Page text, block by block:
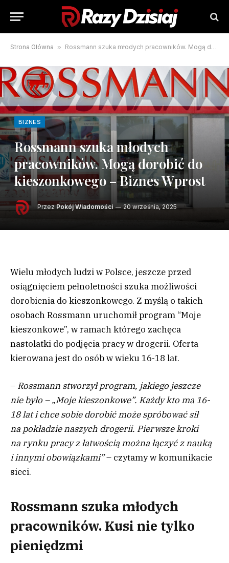
Strona Główna » Rossmann szuka młodych pracowników. Mogą dorobić do kieszonkowego – Biznes Wprost
BIZNES
Rossmann szuka młodych
pracowników. Mogą dorobić do
kieszonkowego – Biznes Wprost
Przez Pokój Wiadomości 20 września, 2025
Wielu młodych ludzi w Polsce, jeszcze przed
osiągnięciem pełnoletności szuka możliwości
dorobienia do kieszonkowego. Z myślą o takich
osobach Rossmann uruchomił program “Moje
kieszonkowe”, w ramach którego zachęca
nastolatki do podjęcia pracy w drogerii. Oferta
kierowana jest do osób w wieku 16-18 lat.
– Rossmann stworzył program, jakiego jeszcze
nie było – „Moje kieszonkowe”. Każdy kto ma 16-
18 lat i chce sobie dorobić może spróbować sił
na pokładzie naszych drogerii. Pierwsze kroki
na rynku pracy z łatwością można łączyć z nauką
i innymi obowiązkami”– czytamy w komunikacie
sieci.
Rossmann szuka młodych
pracowników. Kusi nie tylko
pieniędzmi